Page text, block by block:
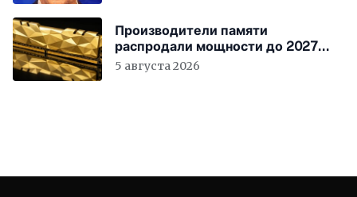
Производители памяти
распродали мощности до 2027
года
5 августа 2026